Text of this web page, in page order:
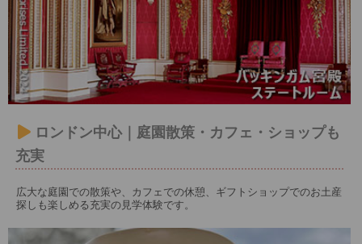
ロンドン中心｜庭園散策・カフェ・ショップも
充実
広大な庭園での散策や、カフェでの休憩、ギフトショップでのお土産
探しも楽しめる充実の見学体験です。